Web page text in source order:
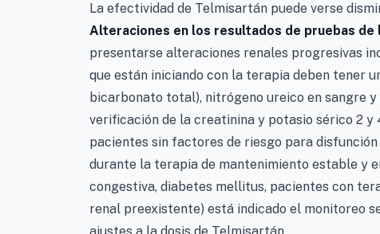
La efectividad de Telmisartán puede verse
Alteraciones en los resultados de pruebas
presentarse alteraciones renales progresivas
que están iniciando con la terapia deben tener
bicarbonato total), nitrógeno ureico en sangre
verificación de la creatinina y potasio sérico 2 y
pacientes sin factores de riesgo para
durante la terapia de mantenimiento estable y
congestiva, diabetes mellitus, pacientes con
renal preexistente) está indicado el monitoreo